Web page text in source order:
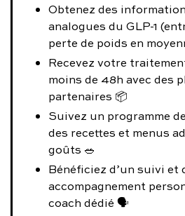
Obtenez des
analogues du GLP-1
perte de poids en
Recevez votre
moins de 48h avec des
partenaires 📦
Suivez un programme
des recettes et menus
goûts 🥗
Bénéficiez d’un suivi et
accompagnement
coach dédié 🗣️